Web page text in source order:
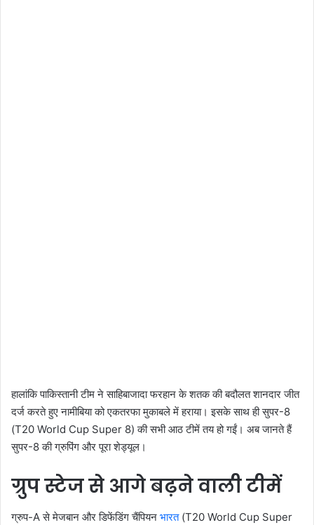
हालांकि पाकिस्तानी टीम ने साहिबाजादा फरहान के शतक की बदौलत शानदार जीत
दर्ज करते हुए नामीबिया को एकतरफा मुकाबले में हराया। इसके साथ ही सुपर-8
(T20 World Cup Super 8) की सभी आठ टीमें तय हो गईं। अब जानते हैं
सुपर-8 की ग्रुपिंग और पूरा शेड्यूल।
ग्रुप स्टेज से आगे बढ़ने वाली टीमें
ग्रुप-A से मेजबान और डिफेंडिंग चैंपियन भारत(T20 World Cup Super